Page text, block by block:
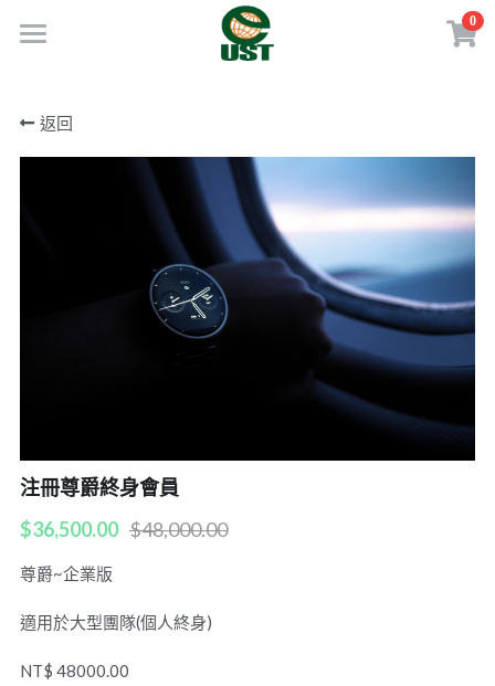
0
規劃服務
免費會員專區
歡迎來電
POWERED BY
返回
注冊尊爵終身會員
$36,500.00 $48,000.00
尊爵~企業版
適用於大型團隊(個人終身)
NT$ 48000.00
×
商品分類
所有商品分類